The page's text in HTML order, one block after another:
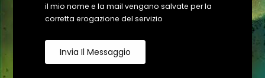
il mio nome e la mail vengano salvate per la
corretta erogazione del servizio
Invia Il Messaggio